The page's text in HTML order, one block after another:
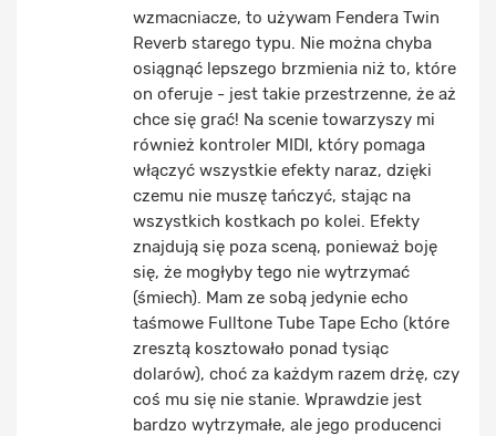
wzmacniacze, to używam Fendera Twin
Reverb starego typu. Nie można chyba
osiągnąć lepszego brzmienia niż to, które
on oferuje - jest takie przestrzenne, że aż
chce się grać! Na scenie towarzyszy mi
również kontroler MIDI, który pomaga
włączyć wszystkie efekty naraz, dzięki
czemu nie muszę tańczyć, stając na
wszystkich kostkach po kolei. Efekty
znajdują się poza sceną, ponieważ boję
się, że mogłyby tego nie wytrzymać
(śmiech). Mam ze sobą jedynie echo
taśmowe Fulltone Tube Tape Echo (które
zresztą kosztowało ponad tysiąc
dolarów), choć za każdym razem drżę, czy
coś mu się nie stanie. Wprawdzie jest
bardzo wytrzymałe, ale jego producenci